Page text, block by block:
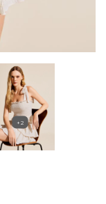
+2